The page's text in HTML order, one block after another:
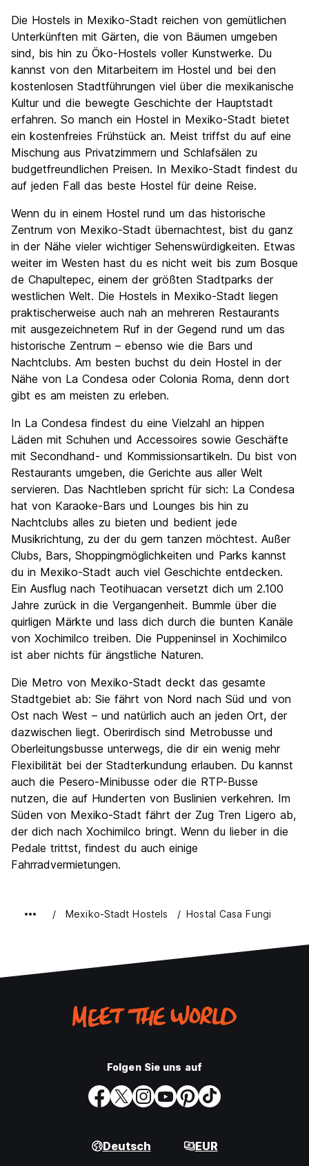
Die Hostels in Mexiko-Stadt reichen von gemütlichen
Unterkünften mit Gärten, die von Bäumen umgeben
sind, bis hin zu Öko-Hostels voller Kunstwerke. Du
kannst von den Mitarbeitern im Hostel und bei den
kostenlosen Stadtführungen viel über die mexikanische
Kultur und die bewegte Geschichte der Hauptstadt
erfahren. So manch ein Hostel in Mexiko-Stadt bietet
ein kostenfreies Frühstück an. Meist triffst du auf eine
Mischung aus Privatzimmern und Schlafsälen zu
budgetfreundlichen Preisen. In Mexiko-Stadt findest du
auf jeden Fall das beste Hostel für deine Reise.
Wenn du in einem Hostel rund um das historische
Zentrum von Mexiko-Stadt übernachtest, bist du ganz
in der Nähe vieler wichtiger Sehenswürdigkeiten. Etwas
weiter im Westen hast du es nicht weit bis zum Bosque
de Chapultepec, einem der größten Stadtparks der
westlichen Welt. Die Hostels in Mexiko-Stadt liegen
praktischerweise auch nah an mehreren Restaurants
mit ausgezeichnetem Ruf in der Gegend rund um das
historische Zentrum – ebenso wie die Bars und
Nachtclubs. Am besten buchst du dein Hostel in der
Nähe von La Condesa oder Colonia Roma, denn dort
gibt es am meisten zu erleben.
In La Condesa findest du eine Vielzahl an hippen
Läden mit Schuhen und Accessoires sowie Geschäfte
mit Secondhand- und Kommissionsartikeln. Du bist von
Restaurants umgeben, die Gerichte aus aller Welt
servieren. Das Nachtleben spricht für sich: La Condesa
hat von Karaoke-Bars und Lounges bis hin zu
Nachtclubs alles zu bieten und bedient jede
Musikrichtung, zu der du gern tanzen möchtest. Außer
Clubs, Bars, Shoppingmöglichkeiten und Parks kannst
du in Mexiko-Stadt auch viel Geschichte entdecken.
Ein Ausflug nach Teotihuacan versetzt dich um 2.100
Jahre zurück in die Vergangenheit. Bummle über die
quirligen Märkte und lass dich durch die bunten Kanäle
von Xochimilco treiben. Die Puppeninsel in Xochimilco
ist aber nichts für ängstliche Naturen.
Die Metro von Mexiko-Stadt deckt das gesamte
Stadtgebiet ab: Sie fährt von Nord nach Süd und von
Ost nach West – und natürlich auch an jeden Ort, der
dazwischen liegt. Oberirdisch sind Metrobusse und
Oberleitungsbusse unterwegs, die dir ein wenig mehr
Flexibilität bei der Stadterkundung erlauben. Du kannst
auch die Pesero-Minibusse oder die RTP-Busse
nutzen, die auf Hunderten von Buslinien verkehren. Im
Süden von Mexiko-Stadt fährt der Zug Tren Ligero ab,
der dich nach Xochimilco bringt. Wenn du lieber in die
Pedale trittst, findest du auch einige
Fahrradvermietungen.
Mexiko-Stadt Hostels Hostal Casa Fungi
Folgen Sie uns auf
Deutsch EUR